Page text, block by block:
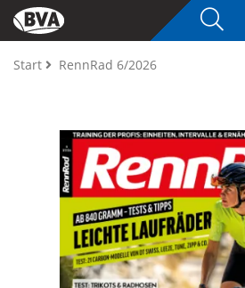
Start RennRad 6/2026